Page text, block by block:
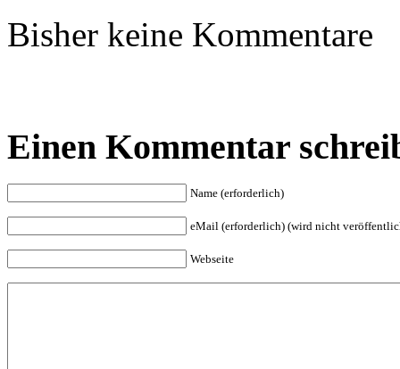
Bisher keine Kommentare
Einen Kommentar
Name (erforderlich)
eMail (erforderlich) (wird nicht
Webseite